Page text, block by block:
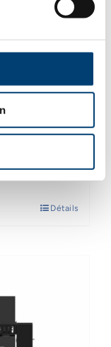
cargo
Détails